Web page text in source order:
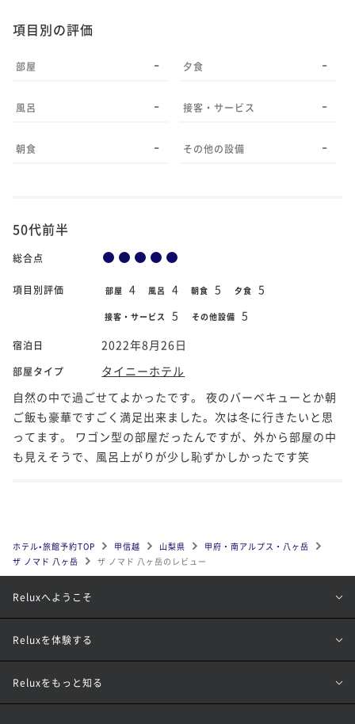
項目別の評価
部屋 -
風呂 -
朝食 -
夕食 -
接客・サービス -
その他の設備 -
50代前半
総合点
項目別評価 部屋 4 風呂 4 朝食 5 夕食 5
接客・サービス 5 その他設備 5
宿泊日 2022年8月26日
部屋タイプ
タイニーホテル
自然の中で過ごせてよかったです。 夜のバーベキューとか朝
ご飯も豪華ですごく満足出来ました。次は冬に行きたいと思
ってます。 ワゴン型の部屋だったんですが、外から部屋の中
も見えそうで、風呂上がりが少し恥ずかしかったです笑
ホテル•旅館予約TOP 甲信越 山梨県
甲府・南アルプス・八ヶ岳
ザ ノマド 八ヶ岳
ザ ノマド 八ヶ岳のレビュー
Reluxへようこそ
Reluxを体験する
Reluxをもっと知る